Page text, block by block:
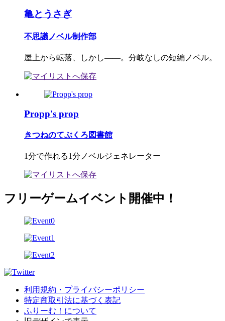
亀とうさぎ
不思議ノベル制作部
屋上から転落、しかし――。分岐なしの短編ノベル。
Propp's prop
きつねのてぶくろ図書館
1分で作れる1分ノベルジェネレーター
フリーゲームイベント開催中！
利用規約・プライバシーポリシー
特定商取引法に基づく表記
ふりーむ！について